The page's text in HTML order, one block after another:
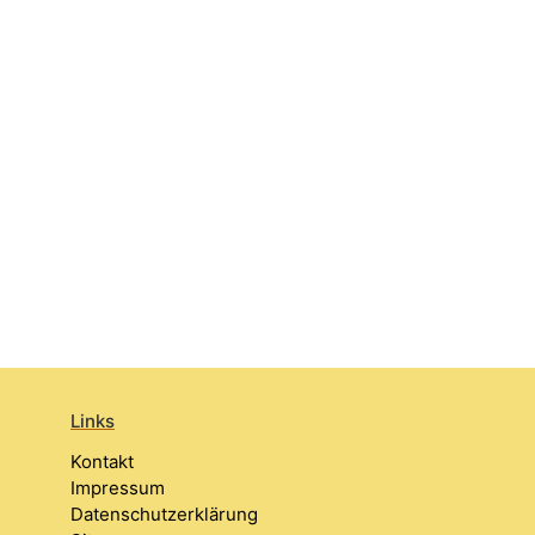
Links
Kontakt
Impressum
Datenschutzerklärung